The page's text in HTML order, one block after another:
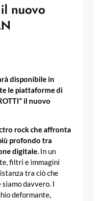
nuovo
disponibile in
le piattaforme di
il nuovo
rock che affronta
profondo tra
digitale. In un
filtri e immagini
tra ciò che
davvero. I
deformante,